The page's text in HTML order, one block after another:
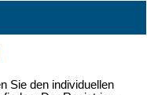
Sie den individuellen